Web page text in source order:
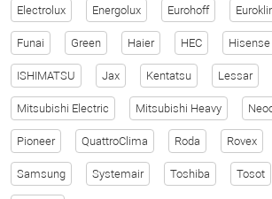
Electrolux Energolux Eurohoff
Funai Green Haier HEC Hisense
ISHIMATSU Jax Kentatsu Lessar
Mitsubishi Electric Mitsubishi Heavy
Pioneer QuattroClima Roda Rovex
Samsung Systemair Toshiba Tosot